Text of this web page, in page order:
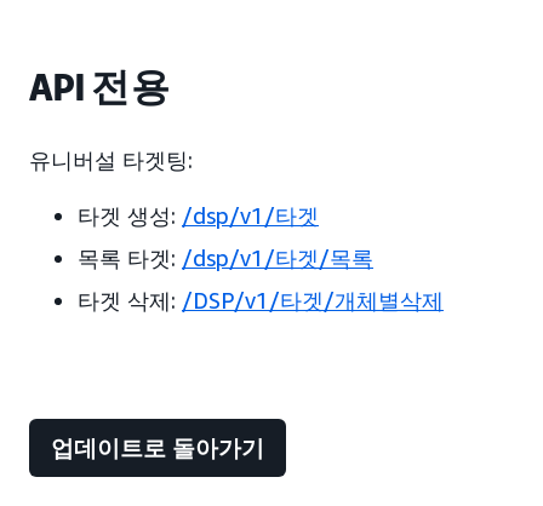
API 전용
유니버설 타겟팅:
타겟 생성: /dsp/v1/타겟
목록 타겟: /dsp/v1/타겟/목록
타겟 삭제: /DSP/v1/타겟/개체별삭제
업데이트로 돌아가기